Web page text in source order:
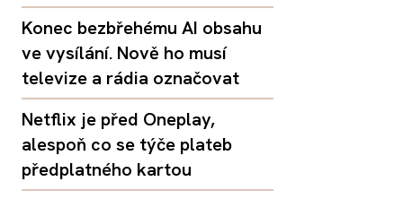
Konec bezbřehému AI obsahu
ve vysílání. Nově ho musí
televize a rádia označovat
Netflix je před Oneplay,
alespoň co se týče plateb
předplatného kartou